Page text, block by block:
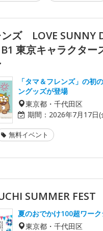
ズ LOVE SUNNY
東京キャラクター
「タマ＆フレンズ」の初
ングッズが登場
東京都・千代田区
期間： 2026年7月17日
無料イベント
SUMMER FEST
夏のおでかけ100超ワー
東京都・千代田区